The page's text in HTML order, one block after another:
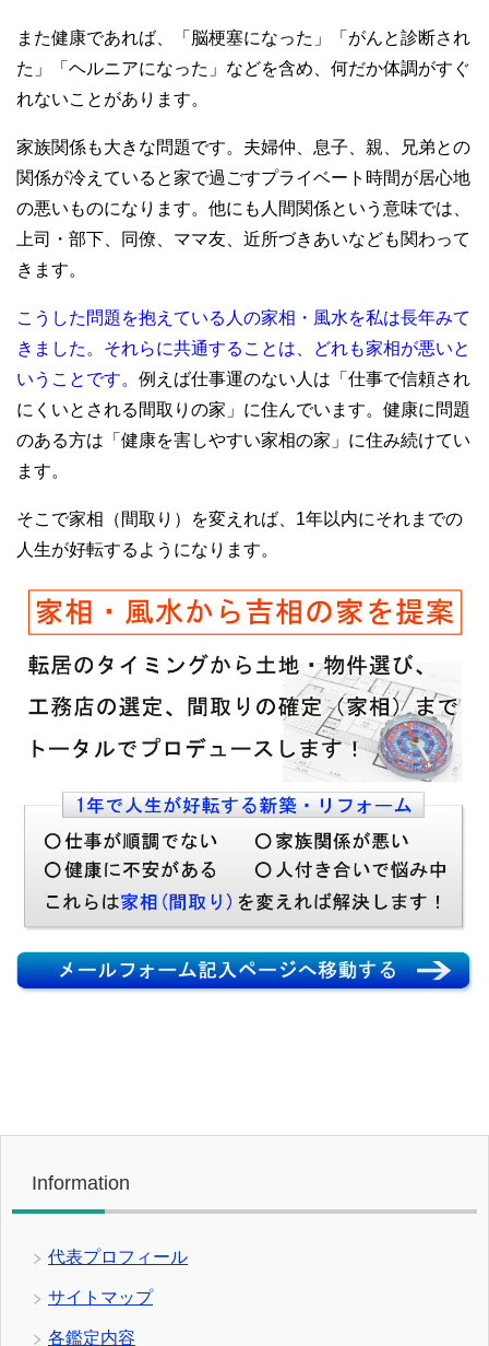
また健康であれば、「脳梗塞になった」「がんと診断され
た」「ヘルニアになった」などを含め、何だか体調がすぐ
れないことがあります。
家族関係も大きな問題です。夫婦仲、息子、親、兄弟との
関係が冷えていると家で過ごすプライベート時間が居心地
の悪いものになります。他にも人間関係という意味では、
上司・部下、同僚、ママ友、近所づきあいなども関わって
きます。
こうした問題を抱えている人の家相・風水を私は長年みて
きました。それらに共通することは、どれも家相が悪いと
いうことです。 例えば仕事運のない人は「仕事で信頼され
にくいとされる間取りの家」に住んでいます。健康に問題
のある方は「健康を害しやすい家相の家」に住み続けてい
ます。
そこで家相（間取り）を変えれば、1年以内にそれまでの
人生が好転するようになります。
Information
代表プロフィール
サイトマップ
各鑑定内容